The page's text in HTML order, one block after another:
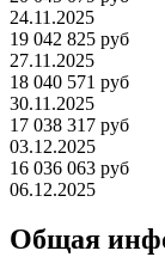
24.11.2025
19 042 825 руб
27.11.2025
18 040 571 руб
30.11.2025
17 038 317 руб
03.12.2025
16 036 063 руб
06.12.2025
Общая